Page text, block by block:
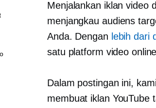
Menjalankan iklan video
menjangkau audiens
Anda. Dengan lebih dari
satu platform video
Dalam postingan ini,
membuat iklan YouTube